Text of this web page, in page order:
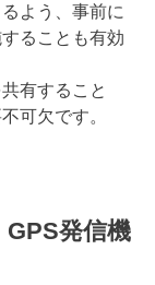
よう、事前に
ることも有効
有すること
可欠です。
発信機